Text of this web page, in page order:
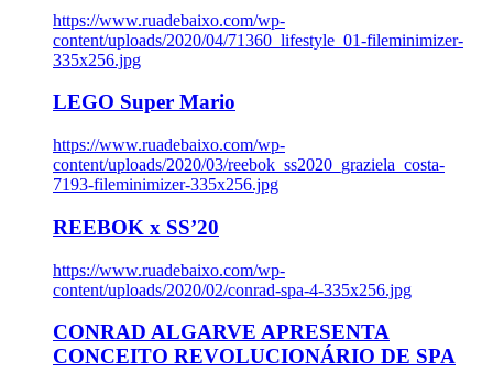
https://www.ruadebaixo.com/wp-
content/uploads/2020/04/71360_lifestyle_01-fileminimizer-
335x256.jpg
LEGO Super Mario
https://www.ruadebaixo.com/wp-
content/uploads/2020/03/reebok_ss2020_graziela_costa-
7193-fileminimizer-335x256.jpg
REEBOK x SS’20
https://www.ruadebaixo.com/wp-
content/uploads/2020/02/conrad-spa-4-335x256.jpg
CONRAD ALGARVE APRESENTA
CONCEITO REVOLUCIONÁRIO DE SPA